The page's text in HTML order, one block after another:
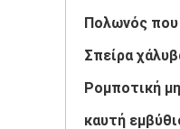
Πολωνός που
Ρομποτική